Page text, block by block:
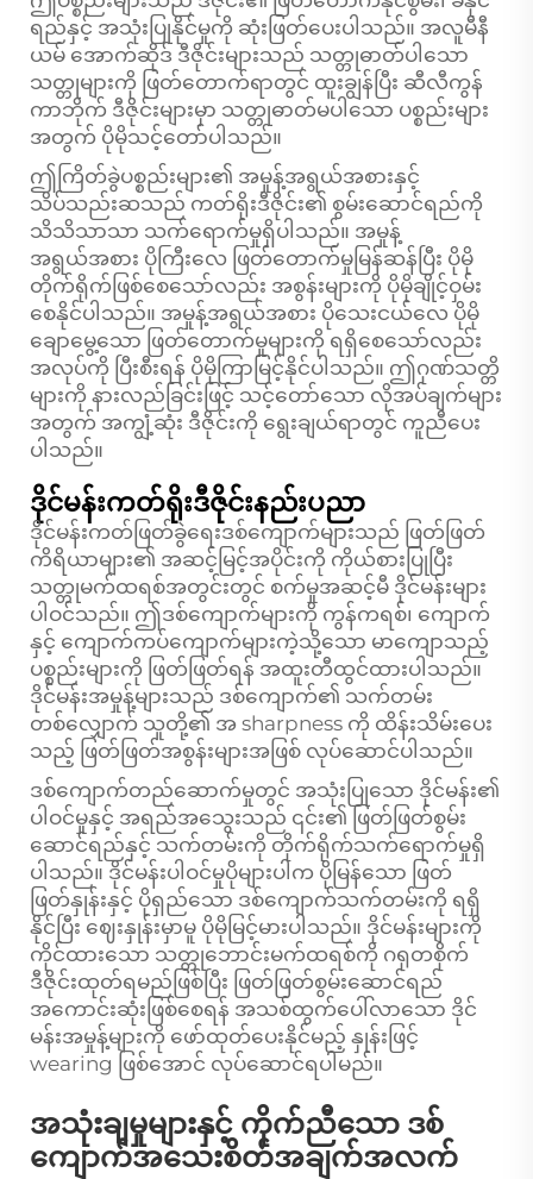
ရည်နှင့် အသုံးပြုနိုင်မှုကို ဆုံးဖြတ်ပေးပါသည်။ အလူမီနီ
ယမ် အောက်ဆိုဒ် ဒီဇိုင်းများသည် သတ္တုဓာတ်ပါသော
သတ္တုများကို ဖြတ်တောက်ရာတွင် ထူးချွန်ပြီး ဆီလီကွန်
ကာဘိုက် ဒီဇိုင်းများမှာ သတ္တုဓာတ်မပါသော ပစ္စည်းများ
အတွက် ပိုမိုသင့်တော်ပါသည်။
ဤကြိတ်ခွဲပစ္စည်းများ၏ အမှုန့်အရွယ်အစားနှင့်
သိပ်သည်းဆသည် ကတ်ရိုးဒီဇိုင်း၏ စွမ်းဆောင်ရည်ကို
သိသိသာသာ သက်ရောက်မှုရှိပါသည်။ အမှုန့်
အရွယ်အစား ပိုကြီးလေ ဖြတ်တောက်မှုမြန်ဆန်ပြီး ပိုမို
တိုက်ရိုက်ဖြစ်စေသော်လည်း အစွန်းများကို ပိုမိုချိုင့်ဝှမ်း
စေနိုင်ပါသည်။ အမှုန့်အရွယ်အစား ပိုသေးငယ်လေ ပိုမို
ချောမွေ့သော ဖြတ်တောက်မှုများကို ရရှိစေသော်လည်း
အလုပ်ကို ပြီးစီးရန် ပိုမိုကြာမြင့်နိုင်ပါသည်။ ဤဂုဏ်သတ္တိ
များကို နားလည်ခြင်းဖြင့် သင့်တော်သော လိုအပ်ချက်များ
အတွက် အကျွံ့ဆုံး ဒီဇိုင်းကို ရွေးချယ်ရာတွင် ကူညီပေး
ပါသည်။
ဒိုင်မန်းကတ်ရိုးဒီဇိုင်းနည်းပညာ
ဒိုင်မန်းကတ်ဖြတ်ခွဲရေးဒစ်ကျောက်များသည် ဖြတ်ဖြတ်
ကိရိယာများ၏ အဆင့်မြင့်အပိုင်းကို ကိုယ်စားပြုပြီး
သတ္တုမက်ထရစ်အတွင်းတွင် စက်မှုအဆင့်မီ ဒိုင်မန်းများ
ပါဝင်သည်။ ဤဒစ်ကျောက်များကို ကွန်ကရစ်၊ ကျောက်
နှင့် ကျောက်ကပ်ကျောက်များကဲ့သို့သော မာကျောသည့်
ပစ္စည်းများကို ဖြတ်ဖြတ်ရန် အထူးတီထွင်ထားပါသည်။
ဒိုင်မန်းအမှုန့်များသည် ဒစ်ကျောက်၏ သက်တမ်း
တစ်လျှောက် သူတို့၏ အ sharpness ကို ထိန်းသိမ်းပေး
သည့် ဖြတ်ဖြတ်အစွန်းများအဖြစ် လုပ်ဆောင်ပါသည်။
ဒစ်ကျောက်တည်ဆောက်မှုတွင် အသုံးပြုသော ဒိုင်မန်း၏
ပါဝင်မှုနှင့် အရည်အသွေးသည် ၎င်း၏ ဖြတ်ဖြတ်စွမ်း
ဆောင်ရည်နှင့် သက်တမ်းကို တိုက်ရိုက်သက်ရောက်မှုရှိ
ပါသည်။ ဒိုင်မန်းပါဝင်မှုပိုများပါက ပိုမြန်သော ဖြတ်
ဖြတ်နှုန်းနှင့် ပိုရှည်သော ဒစ်ကျောက်သက်တမ်းကို ရရှိ
နိုင်ပြီး ဈေးနှုန်းမှာမူ ပိုမိုမြင့်မားပါသည်။ ဒိုင်မန်းများကို
ကိုင်ထားသော သတ္တုဘောင်းမက်ထရစ်ကို ဂရုတစိုက်
ဒီဇိုင်းထုတ်ရမည်ဖြစ်ပြီး ဖြတ်ဖြတ်စွမ်းဆောင်ရည်
အကောင်းဆုံးဖြစ်စေရန် အသစ်ထွက်ပေါ်လာသော ဒိုင်
မန်းအမှုန့်များကို ဖော်ထုတ်ပေးနိုင်မည့် နှုန်းဖြင့်
wearing ဖြစ်အောင် လုပ်ဆောင်ရပါမည်။
အသုံးချမှုများနှင့် ကိုက်ညီသော ဒစ်
ကျောက်အသေးစိတ်အချက်အလက်